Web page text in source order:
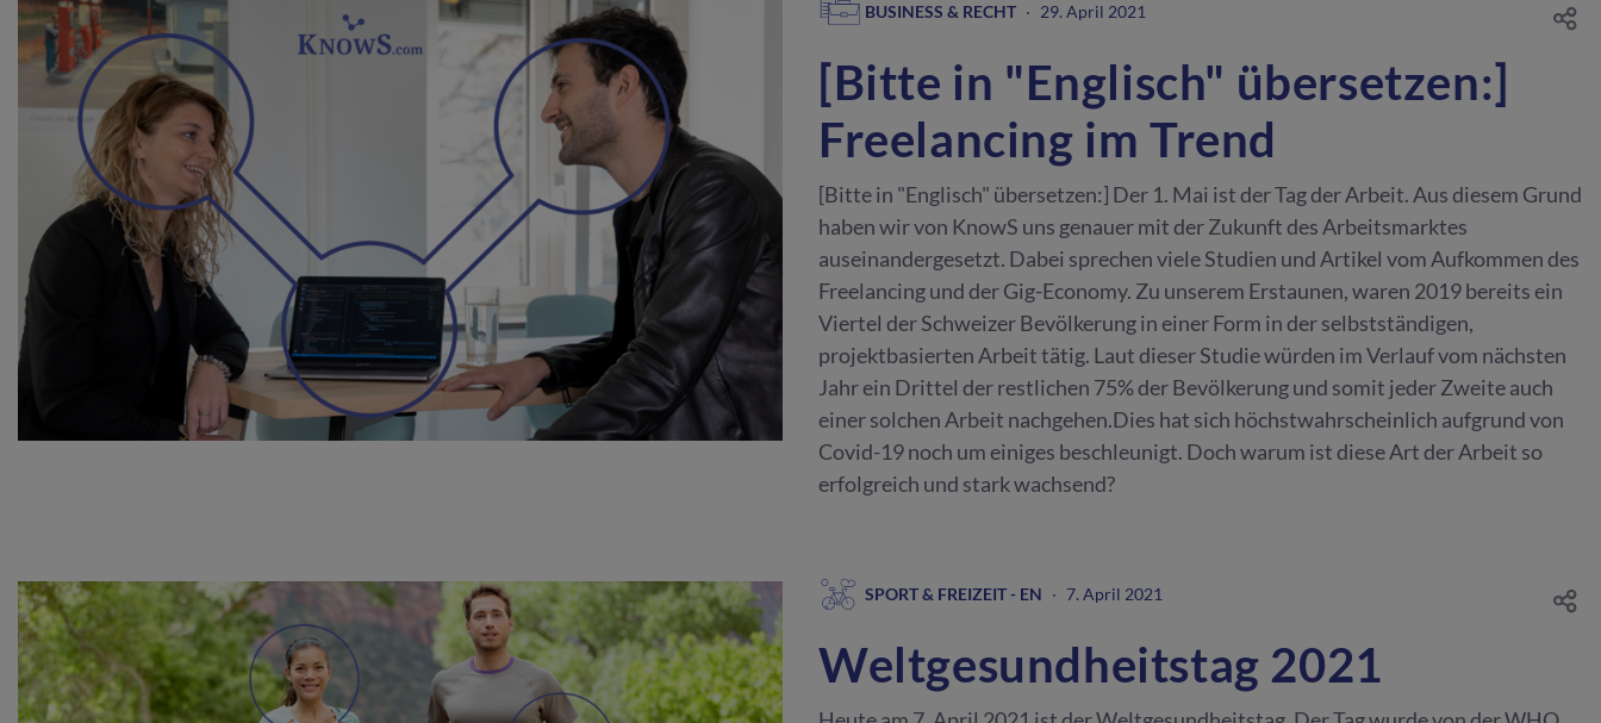
BUSINESS & RECHT · 29. April 2021
[Bitte in "Englisch" übersetzen:]
Freelancing im Trend
[Bitte in "Englisch" übersetzen:] Der 1. Mai ist der Tag der Arbeit. Aus diesem Grund
haben wir von KnowS uns genauer mit der Zukunft des Arbeitsmarktes
auseinandergesetzt. Dabei sprechen viele Studien und Artikel vom Aufkommen des
Freelancing und der Gig-Economy. Zu unserem Erstaunen, waren 2019 bereits ein
Viertel der Schweizer Bevölkerung in einer Form in der selbstständigen,
projektbasierten Arbeit tätig. Laut dieser Studie würden im Verlauf vom nächsten
Jahr ein Drittel der restlichen 75% der Bevölkerung und somit jeder Zweite auch
einer solchen Arbeit nachgehen.Dies hat sich höchstwahrscheinlich aufgrund von
Covid-19 noch um einiges beschleunigt. Doch warum ist diese Art der Arbeit so
erfolgreich und stark wachsend?
SPORT & FREIZEIT - EN · 7. April 2021
Weltgesundheitstag 2021